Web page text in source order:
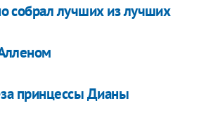
собрал лучших из лучших
за принцессы Дианы